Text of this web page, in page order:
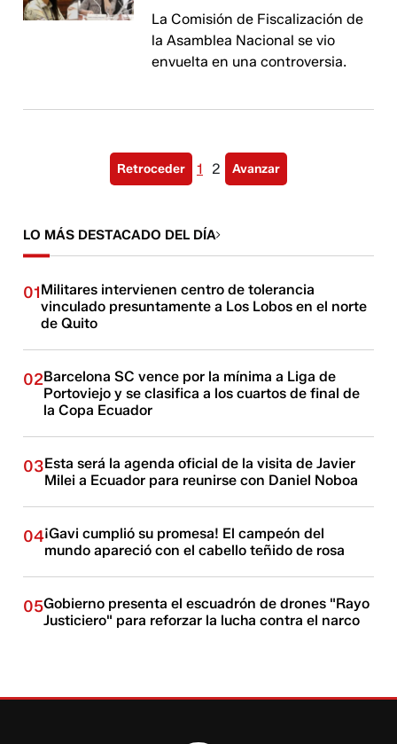
La Comisión de Fiscalización de
la Asamblea Nacional se vio
envuelta en una controversia.
Retroceder 1 2 Avanzar
LO MÁS DESTACADO DEL DÍA
01Militares intervienen centro de tolerancia
vinculado presuntamente a Los Lobos en el norte
de Quito
02Barcelona SC vence por la mínima a Liga de
Portoviejo y se clasifica a los cuartos de final de
la Copa Ecuador
03Esta será la agenda oficial de la visita de Javier
Milei a Ecuador para reunirse con Daniel Noboa
04¡Gavi cumplió su promesa! El campeón del
mundo apareció con el cabello teñido de rosa
05Gobierno presenta el escuadrón de drones "Rayo
Justiciero" para reforzar la lucha contra el narco